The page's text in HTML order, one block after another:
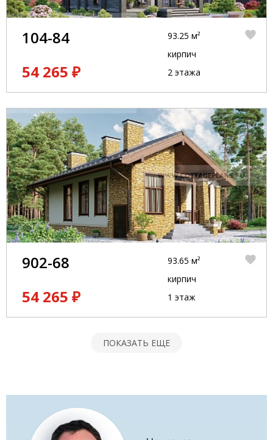
104-84
54 265 ₽
93.25 м²
кирпич
2 этажа
902-68
54 265 ₽
93.65 м²
кирпич
1 этаж
ПОКАЗАТЬ ЕЩЕ